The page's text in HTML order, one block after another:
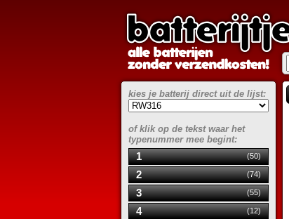
kies je batterij direct uit de lijst:
of klik op de tekst waar het
typenummer mee begint:
1 (50)
2 (74)
3 (55)
4 (12)